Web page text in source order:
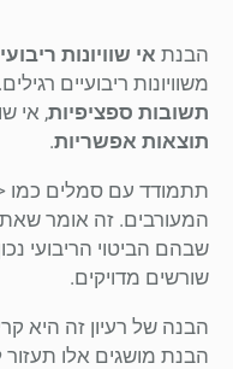
הבנת אי שוויונות
משוויונות ריבועיים
תשובות ספציפיות, אי
תוצאות אפשריות.
תתמודד עם סמלים כמו
המעורבים. זה אומר
שבהם הביטוי הריבועי
שורשים מדויקים.
הבנה של רעיון זה היא
הבנת מושגים אלו